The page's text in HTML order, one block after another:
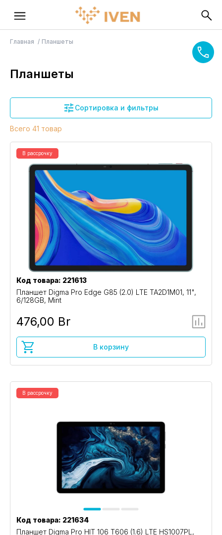
Главная Планшеты
Планшеты
Сортировка и фильтры
Всего 41 товар
В рассрочку
Код товара: 221613
Планшет Digma Pro Edge G85 (2.0) LTE TA2D1M01, 11",
6/128GB, Mint
476,00 Br
В корзину
В рассрочку
Код товара: 221634
Планшет Digma Pro HIT 106 T606 (1.6) LTE HS1007PL,